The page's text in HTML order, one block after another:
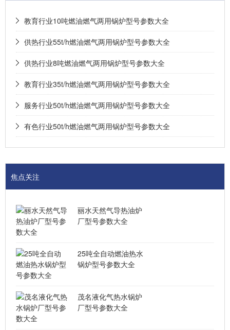
教育行业10吨燃油燃气两用锅炉型号参数大全
供热行业55t/h燃油燃气两用锅炉型号参数大全
供热行业8吨燃油燃气两用锅炉型号参数大全
教育行业35t/h燃油燃气两用锅炉型号参数大全
服务行业50t/h燃油燃气两用锅炉型号参数大全
有色行业50t/h燃油燃气两用锅炉型号参数大全
焦点关注
丽水天然气导热油炉
厂型号参数大全
25吨全自动燃油热水
锅炉型号参数大全
茂名液化气热水锅炉
厂型号参数大全